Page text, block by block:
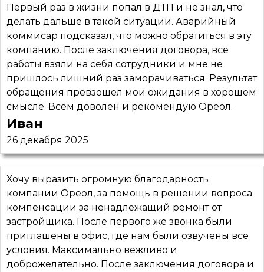
Первый раз в жизни попал в ДТП и не знал, что
делать дальше в такой ситуации. Аварийный
коммисар подсказал, что можно обратиться в эту
компанию. После заключения договора, все
работы взяли на себя сотрудники и мне не
пришлось лишний раз заморачиваться. Результат
обращения превзошел мои ожидания в хорошем
смысле. Всем доволен и рекомендую Ореол.
Иван
26 декабря 2025
Хочу выразить огромную благодарность
компании Ореол, за помощь в решении вопроса
компенсации за ненадлежащий ремонт от
застройщика. После первого же звонка были
приглашены в офис, где нам были озвучены все
условия. Максимально вежливо и
доброжелательно. После заключения договора и